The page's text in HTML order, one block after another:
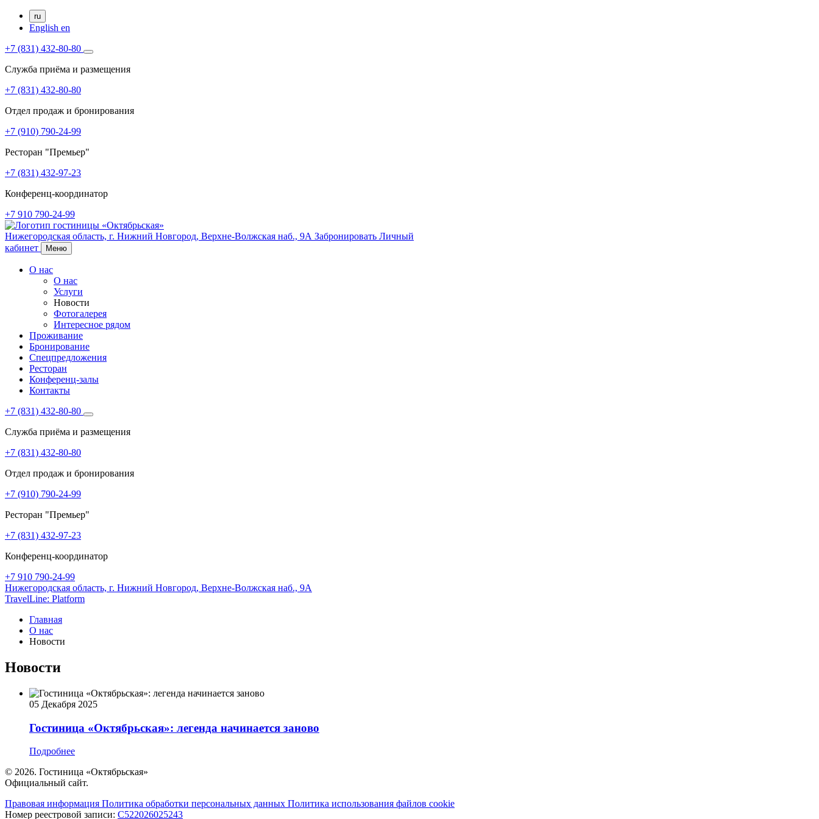
ru
English en
+7 (831) 432-80-80
Служба приёма и размещения
+7 (831) 432-80-80
Отдел продаж и бронирования
+7 (910) 790-24-99
Ресторан "Премьер"
+7 (831) 432-97-23
Конференц-координатор
+7 910 790-24-99
Нижегородская область, г. Нижний Новгород, Верхне-Волжская наб., 9А Забронировать Личный
кабинет
Меню
О нас
О нас
Услуги
Новости
Фотогалерея
Интересное рядом
Проживание
Бронирование
Спецпредложения
Ресторан
Конференц-залы
Контакты
+7 (831) 432-80-80
Служба приёма и размещения
+7 (831) 432-80-80
Отдел продаж и бронирования
+7 (910) 790-24-99
Ресторан "Премьер"
+7 (831) 432-97-23
Конференц-координатор
+7 910 790-24-99
Нижегородская область, г. Нижний Новгород, Верхне-Волжская наб., 9А
TravelLine: Platform
Главная
О нас
Новости
Новости
05 Декабря 2025
Гостиница «Октябрьская»: легенда начинается заново
Подробнее
© 2026. Гостиница «Октябрьская»
Официальный сайт.
Правовая информация Политика обработки персональных данных Политика использования файлов cookie
Номер реестровой записи: С522026025243